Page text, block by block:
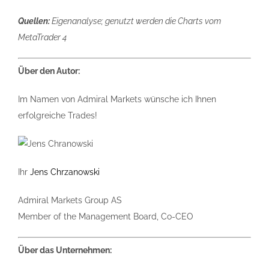
Quellen:Eigenanalyse; genutzt werden die Charts vom
MetaTrader 4
Über den Autor:
Im Namen von Admiral Markets wünsche ich Ihnen
erfolgreiche Trades!
Ihr Jens Chrzanowski
Admiral Markets Group AS
Member of the Management Board, Co-CEO
Über das Unternehmen: